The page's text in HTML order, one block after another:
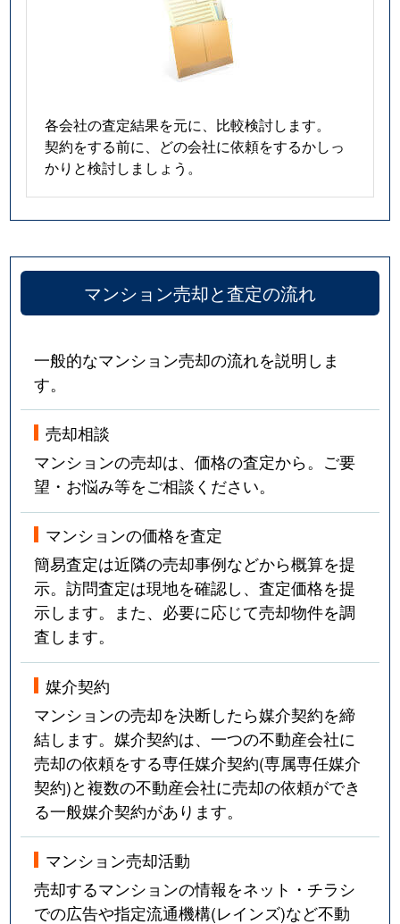
各会社の査定結果を元に、比較検討します。
契約をする前に、どの会社に依頼をするかしっ
かりと検討しましょう。
マンション売却と査定の流れ
一般的なマンション売却の流れを説明しま
す。
売却相談
マンションの売却は、価格の査定から。ご要
望・お悩み等をご相談ください。
マンションの価格を査定
簡易査定は近隣の売却事例などから概算を提
示。訪問査定は現地を確認し、査定価格を提
示します。また、必要に応じて売却物件を調
査します。
媒介契約
マンションの売却を決断したら媒介契約を締
結します。媒介契約は、一つの不動産会社に
売却の依頼をする専任媒介契約(専属専任媒介
契約)と複数の不動産会社に売却の依頼ができ
る一般媒介契約があります。
マンション売却活動
売却するマンションの情報をネット・チラシ
での広告や指定流通機構(レインズ)など不動